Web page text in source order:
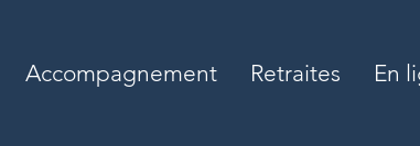
Accompagnement Retraites En